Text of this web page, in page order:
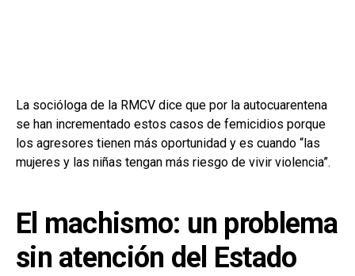
La socióloga de la RMCV dice que por la autocuarentena
se han incrementado estos casos de femicidios porque
los agresores tienen más oportunidad y es cuando “las
mujeres y las niñas tengan más riesgo de vivir violencia”.
El machismo: un problema
sin atención del Estado